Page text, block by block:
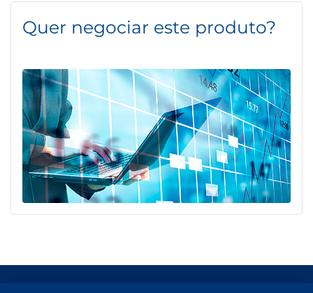
Quer negociar este produto?